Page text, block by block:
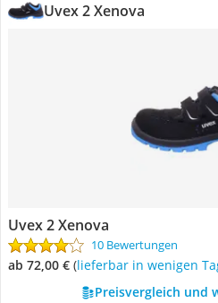
Uvex 2 Xenova
Uvex 2 Xenova
10 Bewertungen
ab 72,00 € ( Lieferbar in wenigen
Preisvergleich und